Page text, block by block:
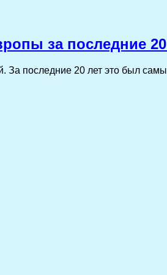
за последние
последние 20 лет это был